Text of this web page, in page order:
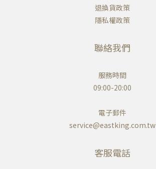
退換貨政策
隱私權政策
聯絡我們
服務時間
09:00-20:00
電子郵件
service@eastking.com.tw
客服電話